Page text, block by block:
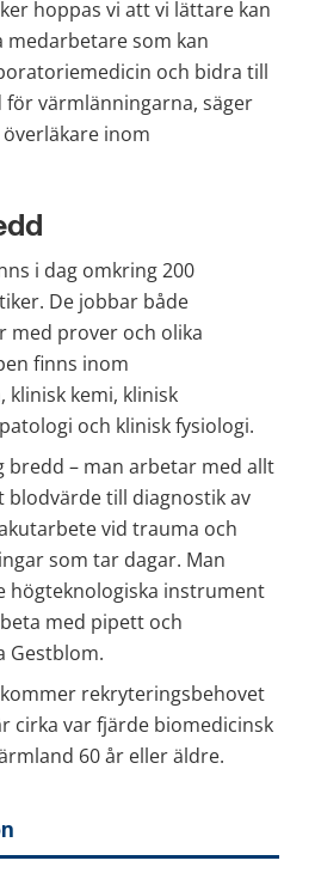
hoppas vi att vi lättare kan
medarbetare som kan
och bidra till
för värmlänningarna, säger
inom
i dag omkring 200
De jobbar både
med prover och olika
finns inom
kemi, klinisk
och klinisk fysiologi.
bredd – man arbetar med allt
blodvärde till diagnostik av
vid trauma och
som tar dagar. Man
högteknologiska instrument
med pipett och
Gestblom.
rekryteringsbehovet
cirka var fjärde biomedicinsk
60 år eller äldre.